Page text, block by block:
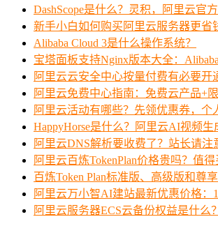
DashScope是什么？灵积，阿里云官
新手小白如何购买阿里云服务器更省
Alibaba Cloud 3是什么操作系统？
宝塔面板支持Nginx版本大全：
阿里云云安全中心按量付费有必要开
阿里云免费中心指南：免费云产品+
阿里云活动有哪些？先领优惠券，
HappyHorse是什么？阿里云AI视频
阿里云DNS解析要收费了？站长请注
阿里云百炼TokenPlan价格贵吗？值
百炼Token Plan标准版、高级版和尊
阿里云万小智AI建站最新优惠价格：
阿里云服务器ECS云备份权益是什么？